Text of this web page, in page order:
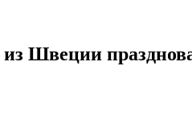
Швеции